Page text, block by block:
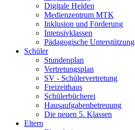
Digitale Helden
Medienzentrum MTK
Inklusion und Förderung
Intensivklassen
Pädagogische Unterstützung
Schüler
Stundenplan
Vertretungsplan
SV - Schülervertretung
Freizeithaus
Schülerbücherei
Hausaufgabenbetreuung
Die neuen 5. Klassen
Eltern